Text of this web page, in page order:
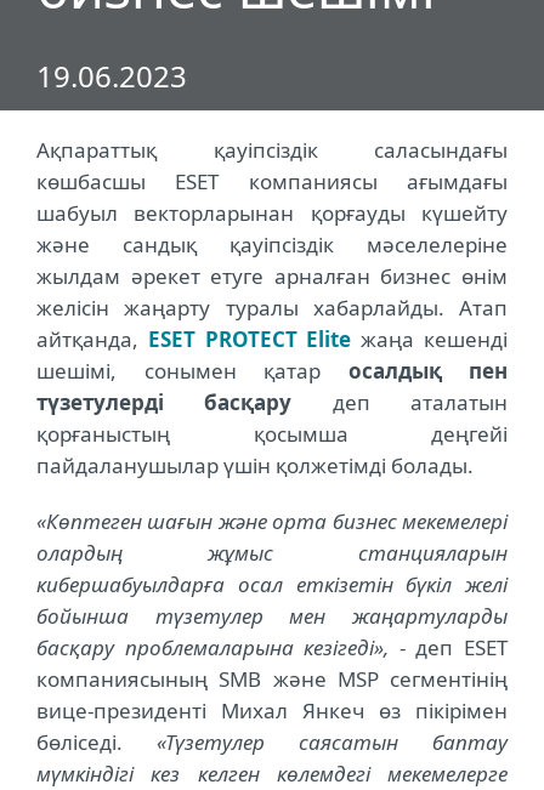
19.06.2023
Ақпараттық қауіпсіздік саласындағы
көшбасшы ESET компаниясы ағымдағы
шабуыл векторларынан қорғауды күшейту
және сандық қауіпсіздік мәселелеріне
жылдам әрекет етуге арналған бизнес өнім
желісін жаңарту туралы хабарлайды. Атап
айтқанда, ESET PROTECT Elite жаңа кешенді
шешімі, сонымен қатар осалдық пен
түзетулерді басқару деп аталатын
қорғаныстың қосымша деңгейі
пайдаланушылар үшін қолжетімді болады.
«Көптеген шағын және орта бизнес мекемелері
олардың жұмыс станцияларын
кибершабуылдарға осал еткізетін бүкіл желі
бойынша түзетулер мен жаңартуларды
басқару проблемаларына кезігеді», - деп ESET
компаниясының SMB және MSP сегментінің
вице-президенті Михал Янкеч өз пікірімен
бөліседі. «Түзетулер саясатын баптау
мүмкіндігі кез келген көлемдегі мекемелерге